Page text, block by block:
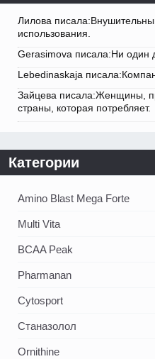
Лилова
использования.
Gerasimova писала:Ни один
Lebedinaskaja
Зайцева писала:Женщины,
страны, которая потребляет.
Категории
Amino Blast Mega Forte
Multi Vita
BCAA Peak
Pharmanan
Cytosport
Станазолол
Ornithine